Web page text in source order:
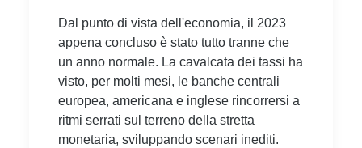
Dal punto di vista dell'economia, il 2023
appena concluso è stato tutto tranne che
un anno normale. La cavalcata dei tassi ha
visto, per molti mesi, le banche centrali
europea, americana e inglese rincorrersi a
ritmi serrati sul terreno della stretta
monetaria, sviluppando scenari inediti.